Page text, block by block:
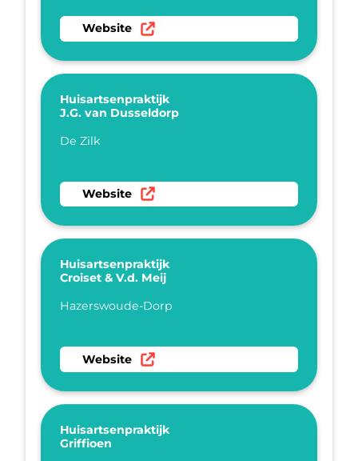
Ga naar website Huisartsenpraktijk Sewalt
Website
Huisartsenpraktijk
J.G. van Dusseldorp
Plaatsnaam
De Zilk
Ga naar website Huisartsenpraktijk J.G. van
Website
Huisartsenpraktijk
Croiset & V.d. Meij
Plaatsnaam
Hazerswoude-Dorp
Ga naar website Huisartsenpraktijk Croiset &
Website
Huisartsenpraktijk
Griffioen